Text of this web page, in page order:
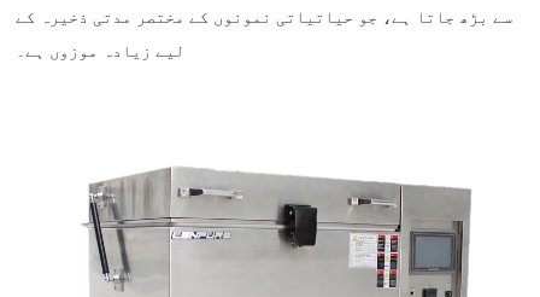
سے بڑھ جاتا ہے، جو حیاتیاتی نمونوں کے مختصر مدتی ذخیرہ کے
لیے زیادہ موزوں ہے۔